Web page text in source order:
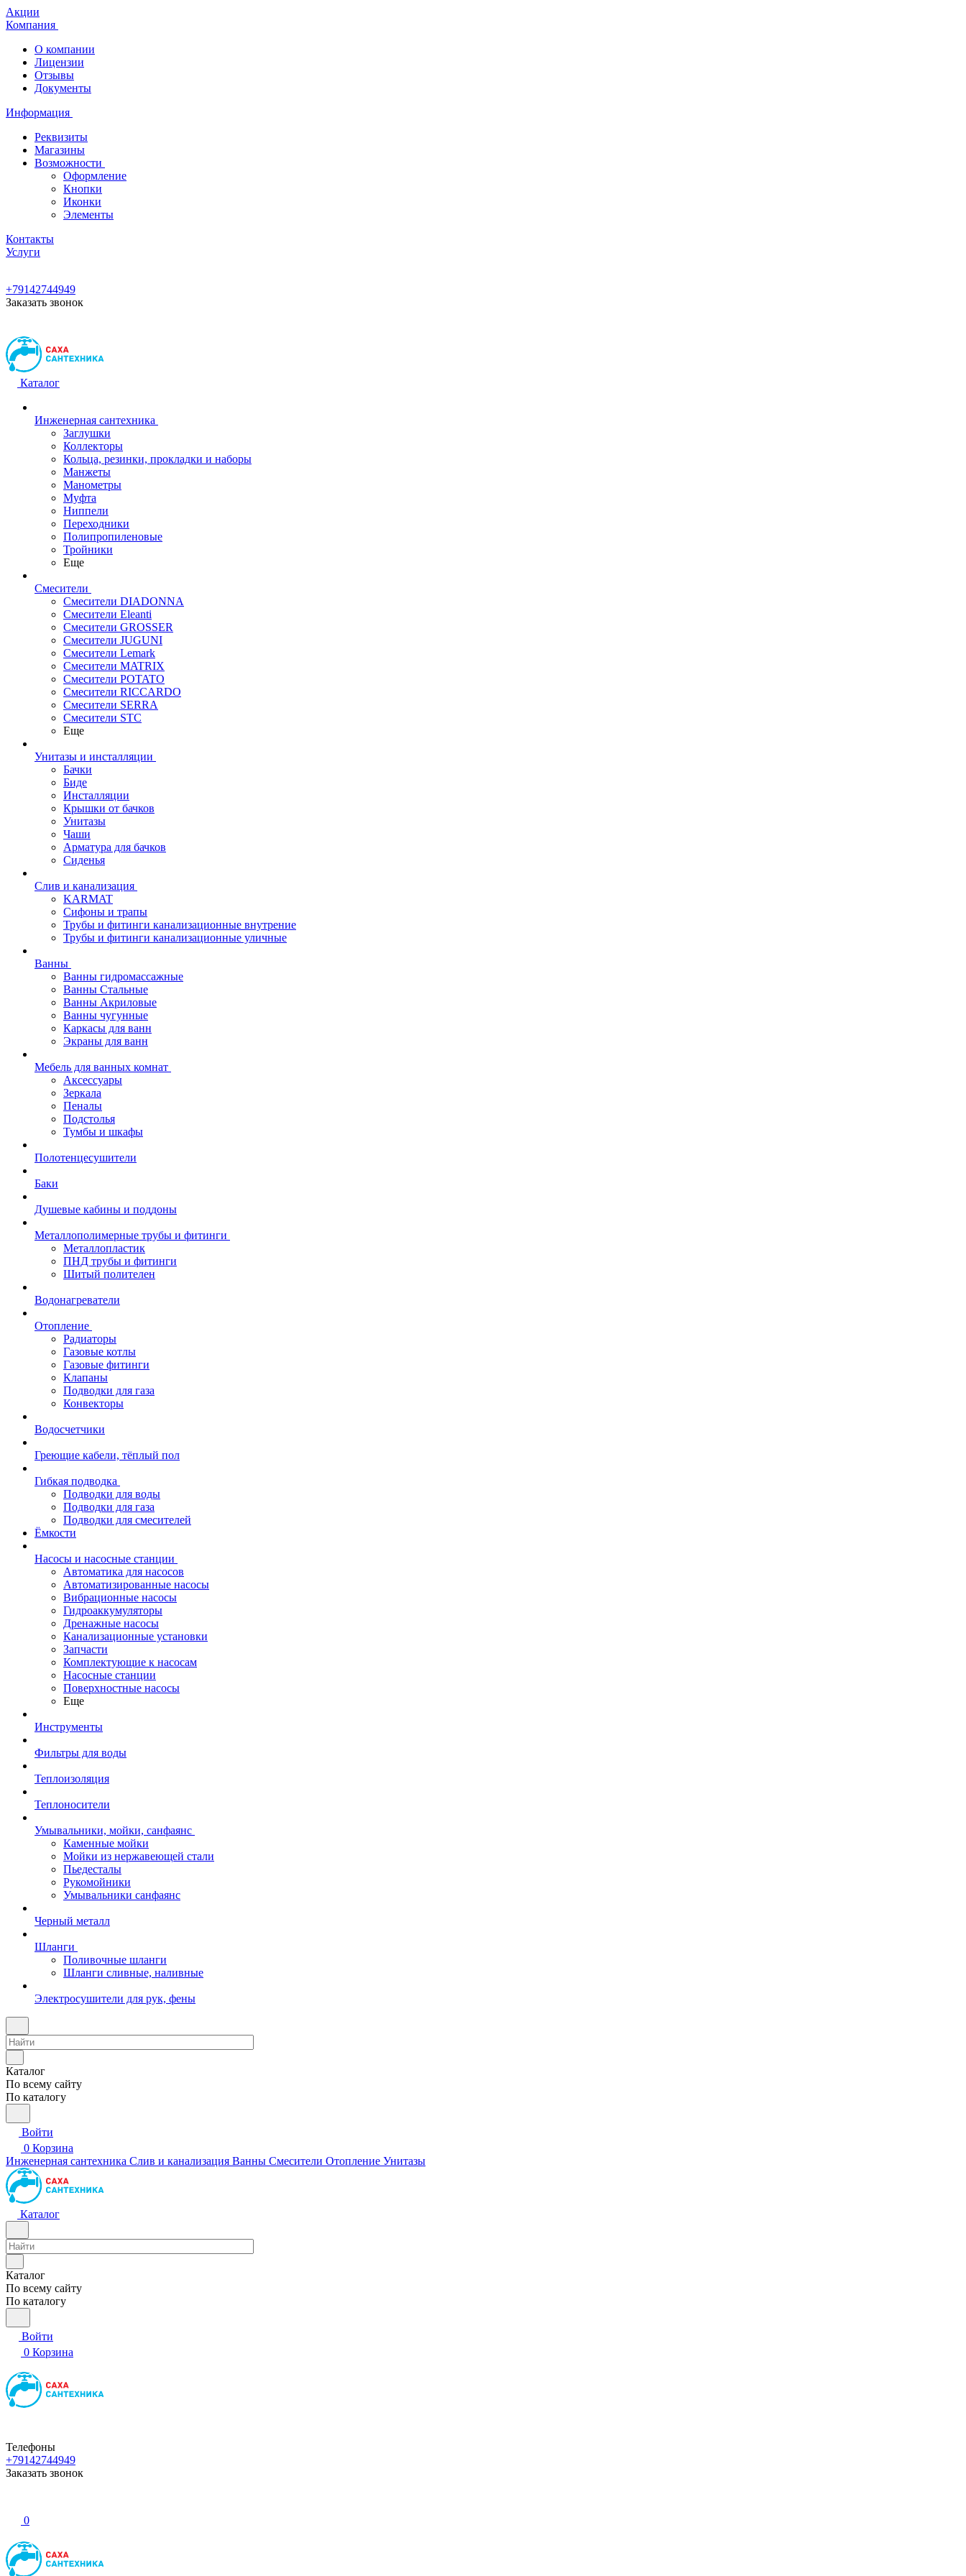
Акции
Компания
О компании
Лицензии
Отзывы
Документы
Информация
Реквизиты
Магазины
Возможности
Оформление
Кнопки
Иконки
Элементы
Контакты
Услуги
+79142744949
Заказать звонок
Каталог
Инженерная сантехника
Заглушки
Коллекторы
Кольца, резинки, прокладки и наборы
Манжеты
Манометры
Муфта
Ниппели
Переходники
Полипропиленовые
Тройники
Еще
Смесители
Смесители DIADONNA
Смесители Eleanti
Смесители GROSSER
Смесители JUGUNI
Смесители Lemark
Смесители MATRIX
Смесители POTATO
Смесители RICCARDO
Смесители SERRA
Смесители STC
Еще
Унитазы и инсталляции
Бачки
Биде
Инсталляции
Крышки от бачков
Унитазы
Чаши
Арматура для бачков
Сиденья
Слив и канализация
KARMAT
Сифоны и трапы
Трубы и фитинги канализационные внутрение
Трубы и фитинги канализационные уличные
Ванны
Ванны гидромассажные
Ванны Стальные
Ванны Акриловые
Ванны чугунные
Каркасы для ванн
Экраны для ванн
Мебель для ванных комнат
Аксессуары
Зеркала
Пеналы
Подстолья
Тумбы и шкафы
Полотенцесушители
Баки
Душевые кабины и поддоны
Металлополимерные трубы и фитинги
Металлопластик
ПНД трубы и фитинги
Шитый полителен
Водонагреватели
Отопление
Радиаторы
Газовые котлы
Газовые фитинги
Клапаны
Подводки для газа
Конвекторы
Водосчетчики
Греющие кабели, тёплый пол
Гибкая подводка
Подводки для воды
Подводки для газа
Подводки для смесителей
Ёмкости
Насосы и насосные станции
Автоматика для насосов
Автоматизированные насосы
Вибрационные насосы
Гидроаккумуляторы
Дренажные насосы
Канализационные установки
Запчасти
Комплектующие к насосам
Насосные станции
Поверхностные насосы
Еще
Инструменты
Фильтры для воды
Теплоизоляция
Теплоносители
Умывальники, мойки, санфаянс
Каменные мойки
Мойки из нержавеющей стали
Пьедесталы
Рукомойники
Умывальники санфаянс
Черный металл
Шланги
Поливочные шланги
Шланги сливные, наливные
Электросушители для рук, фены
Каталог
По всему сайту
По каталогу
Войти
0 Корзина
Инженерная сантехника Слив и канализация Ванны Смесители Отопление Унитазы
Каталог
Каталог
По всему сайту
По каталогу
Войти
0 Корзина
Телефоны
+79142744949
Заказать звонок
0